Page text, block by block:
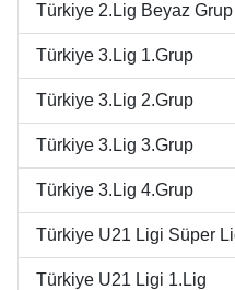
Türkiye 2.Lig Beyaz Grup
Türkiye 3.Lig 1.Grup
Türkiye 3.Lig 2.Grup
Türkiye 3.Lig 3.Grup
Türkiye 3.Lig 4.Grup
Türkiye U21 Ligi Süper
Türkiye U21 Ligi 1.Lig